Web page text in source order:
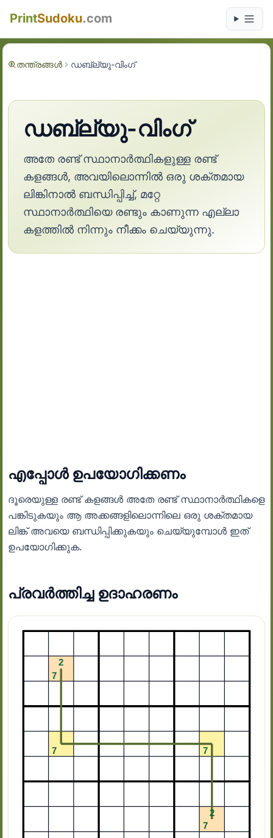
PrintSudoku.com
തന്ത്രങ്ങൾ ഡബ്ല്യു-വിംഗ്
ഡബ്ല്യു-വിംഗ്
അതേ രണ്ട് സ്ഥാനാർത്ഥികളുള്ള രണ്ട്
കളങ്ങൾ, അവയിലൊന്നിൽ ഒരു ശക്തമായ
ലിങ്കിനാൽ ബന്ധിപ്പിച്ച്, മറ്റേ
സ്ഥാനാർത്ഥിയെ രണ്ടും കാണുന്ന എല്ലാ
കളത്തിൽ നിന്നും നീക്കം ചെയ്യുന്നു.
എപ്പോൾ ഉപയോഗിക്കണം
ദൂരെയുള്ള രണ്ട് കളങ്ങൾ അതേ രണ്ട് സ്ഥാനാർത്ഥികളെ
പങ്കിടുകയും ആ അക്കങ്ങളിലൊന്നിലെ ഒരു ശക്തമായ
ലിങ്ക് അവയെ ബന്ധിപ്പിക്കുകയും ചെയ്യുമ്പോൾ ഇത്
ഉപയോഗിക്കുക.
പ്രവർത്തിച്ച ഉദാഹരണം